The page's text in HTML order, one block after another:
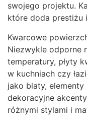
swojego projektu.
które doda prestiżu
Kwarcowe
Niezwykle odporne
temperatury, płyty
w kuchniach czy
jako blaty, elementy
dekoracyjne
różnymi stylami i